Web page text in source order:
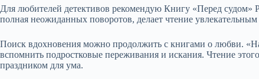
Для любителей детективов рекомендую Книгу «Перед судом»
полная неожиданных поворотов, делает чтение
Поиск вдохновения можно продолжить с книгами о любви.
вспомнить подростковые переживания и искания. Чтение
праздником для ума.